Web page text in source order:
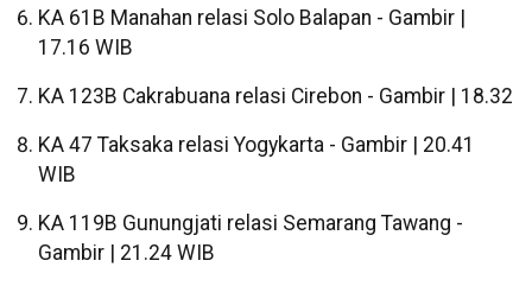
KA 61B Manahan relasi Solo Balapan - Gambir |
17.16 WIB
KA 123B Cakrabuana relasi Cirebon - Gambir | 18.32
KA 47 Taksaka relasi Yogykarta - Gambir | 20.41
WIB
KA 119B Gunungjati relasi Semarang Tawang -
Gambir | 21.24 WIB